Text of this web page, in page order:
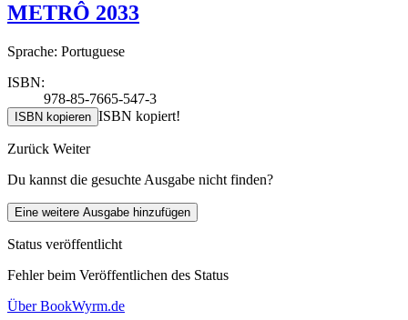
METRÔ 2033
Sprache: Portuguese
ISBN:
978-85-7665-547-3
ISBN kopieren ISBN kopiert!
Zurück Weiter
Du kannst die gesuchte Ausgabe nicht finden?
Eine weitere Ausgabe hinzufügen
Status veröffentlicht
Fehler beim Veröffentlichen des Status
Über BookWyrm.de